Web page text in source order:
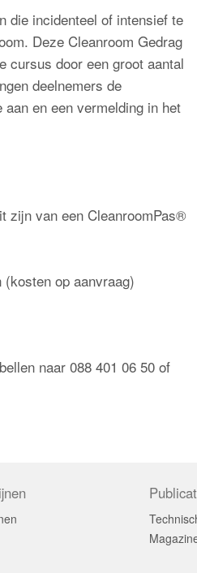
die incidenteel of intensief te
Deze Cleanroom Gedrag
cursus door een groot aantal
deelnemers de
en een vermelding in het
zijn van een CleanroomPas®
op aanvraag)
naar 088 401 06 50 of